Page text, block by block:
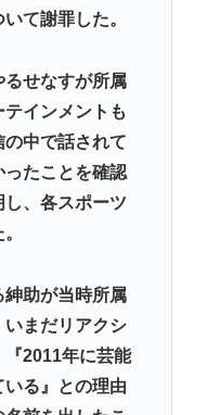
て謝罪した。
るせなすが所属
インメントも
中で話されて
ったことを確認
、各スポーツ
紳助が当時所属
いまだリアクシ
『2011年に芸能
る』との理由